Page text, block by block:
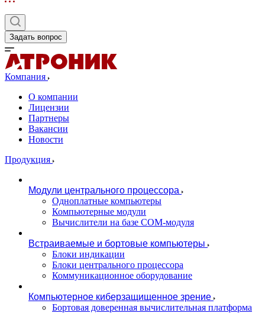
Задать вопрос
Компания
О компании
Лицензии
Партнеры
Вакансии
Новости
Продукция
Модули центрального процессора
Одноплатные компьютеры
Компьютерные модули
Вычислители на базе COM-модуля
Встраиваемые и бортовые компьютеры
Блоки индикации
Блоки центрального процессора
Коммуникационное оборудование
Компьютерное киберзащищенное зрение
Бортовая доверенная вычислительная платформа